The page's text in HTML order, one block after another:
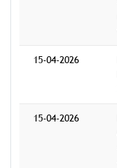
15-04-2026
15-04-2026